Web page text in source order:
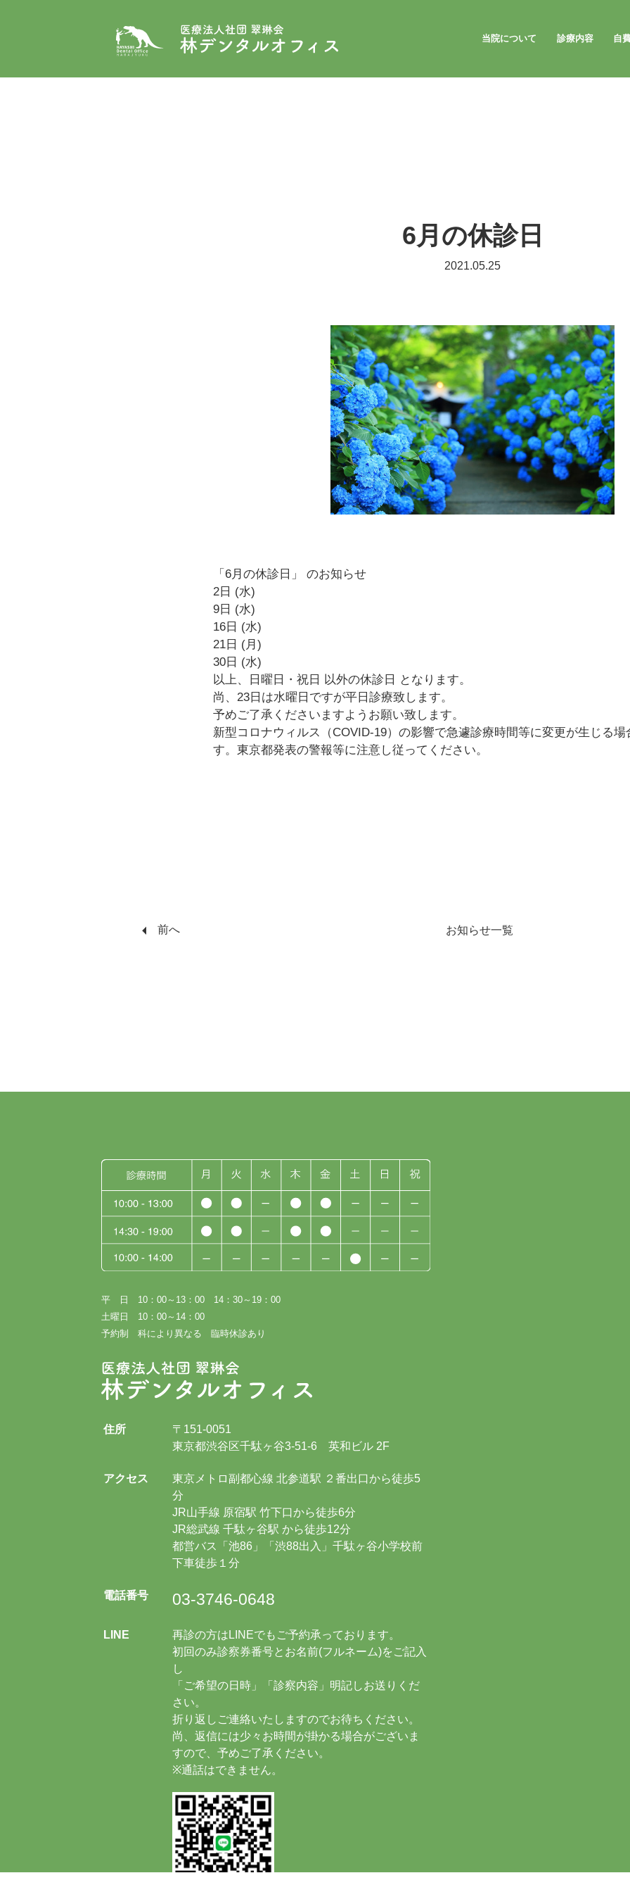
当院について 診療内容 自
6月の休診日
2021.05.25
「6月の休診日」 のお知らせ
2日 (水)
9日 (水)
16日 (水)
21日 (月)
30日 (水)
以上、日曜日・祝日 以外の休診日 となります。
尚、23日は水曜日ですが平日診療致します。
予めご了承くださいますようお願い致します。
新型コロナウィルス（COVID-19）の影響で急遽診療時間等に変更が生じる場
す。東京都発表の警報等に注意し従ってください。
arrow_left 前へ お知らせ一覧
平 日 10：00～13：00 14：30～19：00
土曜日 10：00～14：00
予約制 科により異なる 臨時休診あり
住所
〒151-0051
東京都渋谷区千駄ヶ谷3-51-6 英和ビル 2F
アクセス
東京メトロ副都心線 北参道駅 ２番出口から徒歩5
分
JR山手線 原宿駅 竹下口から徒歩6分
JR総武線 千駄ヶ谷駅 から徒歩12分
都営バス「池86」「渋88出入」千駄ヶ谷小学校前
下車徒歩１分
電話番号 03-3746-0648
LINE
再診の方はLINEでもご予約承っております。
初回のみ診察券番号とお名前(フルネーム)をご記入
し
「ご希望の日時」「診察内容」明記しお送りくだ
さい。
折り返しご連絡いたしますのでお待ちください。
尚、返信には少々お時間が掛かる場合がございま
すので、予めご了承ください。
※通話はできません。